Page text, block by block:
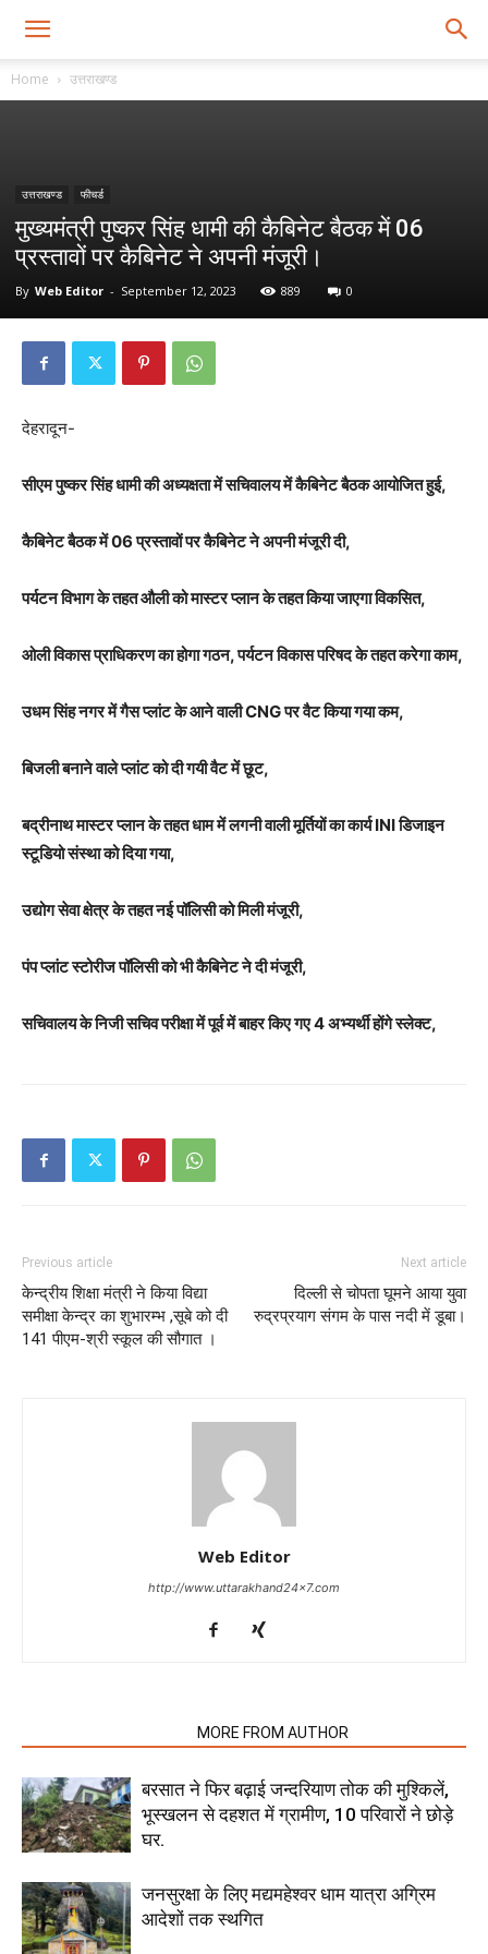
Home उत्तराखण्ड
उत्तराखण्ड फीचर्ड
मुख्यमंत्री पुष्कर सिंह धामी की कैबिनेट बैठक में 06
प्रस्तावों पर कैबिनेट ने अपनी मंजूरी।
By Web Editor - September 12, 2023 889 0
देहरादून-
सीएम पुष्कर सिंह धामी की अध्यक्षता में सचिवालय में कैबिनेट बैठक आयोजित हुई,
कैबिनेट बैठक में 06 प्रस्तावों पर कैबिनेट ने अपनी मंजूरी दी,
पर्यटन विभाग के तहत औली को मास्टर प्लान के तहत किया जाएगा विकसित,
ओली विकास प्राधिकरण का होगा गठन, पर्यटन विकास परिषद के तहत करेगा काम,
उधम सिंह नगर में गैस प्लांट के आने वाली CNG पर वैट किया गया कम,
बिजली बनाने वाले प्लांट को दी गयी वैट में छूट,
बद्रीनाथ मास्टर प्लान के तहत धाम में लगनी वाली मूर्तियों का कार्य INI डिजाइन
स्टूडियो संस्था को दिया गया,
उद्योग सेवा क्षेत्र के तहत नई पॉलिसी को मिली मंजूरी,
पंप प्लांट स्टोरीज पॉलिसी को भी कैबिनेट ने दी मंजूरी,
सचिवालय के निजी सचिव परीक्षा में पूर्व में बाहर किए गए 4 अभ्यर्थी होंगे स्लेक्ट,
Previous article
केन्द्रीय शिक्षा मंत्री ने किया विद्या
समीक्षा केन्द्र का शुभारम्भ ,सूबे को दी
141 पीएम-श्री स्कूल की सौगात ।
Next article
दिल्ली से चोपता घूमने आया युवा
रुद्रप्रयाग संगम के पास नदी में डूबा।
Web Editor
http://www.uttarakhand24x7.com
MORE FROM AUTHOR
बरसात ने फिर बढ़ाई जन्दरियाण तोक की मुश्किलें,
भूस्खलन से दहशत में ग्रामीण, 10 परिवारों ने छोड़े
घर.
जनसुरक्षा के लिए मद्यमहेश्वर धाम यात्रा अग्रिम
आदेशों तक स्थगित